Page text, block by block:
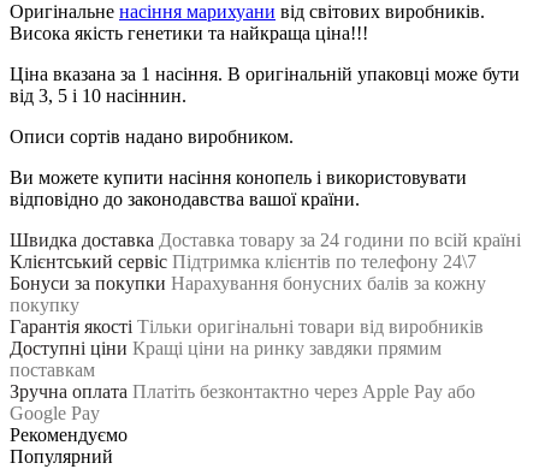
Оригінальне насіння марихуани від світових виробників.
Висока якість генетики та найкраща ціна!!!
Ціна вказана за 1 насіння. В оригінальній упаковці може бути
від 3, 5 і 10 насіннин.
Описи сортів надано виробником.
Ви можете купити насіння конопель і використовувати
відповідно до законодавства вашої країни.
Швидка доставка Доставка товару за 24 години по всій країні
Клієнтський сервіс Підтримка клієнтів по телефону 24\7
Бонуси за покупки Нарахування бонусних балів за кожну
покупку
Гарантія якості Тільки оригінальні товари від виробників
Доступні ціни Кращі ціни на ринку завдяки прямим
поставкам
Зручна оплата Платіть безконтактно через Apple Pay або
Google Pay
Рекомендуємо
Популярний